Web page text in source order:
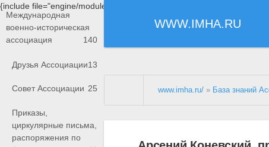
{include file="engine/modules/saperu/head.php"}
WWW.IMHA.RU
Международная
военно-историческая
ассоциация
140
Друзья Ассоциации13
Совет Ассоциации 25
Приказы,
циркулярные письма,
распоряжения по
www.imha.ru/ » База знаний